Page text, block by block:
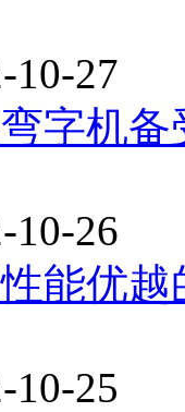
10-27
字机
10-26
能优
10-25